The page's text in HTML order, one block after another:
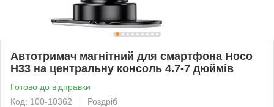
Автотримач магнітний для смартфона Hoco
H33 на центральну консоль 4.7-7 дюймів
Готово до відправки
Код: 100-10362
Роздріб